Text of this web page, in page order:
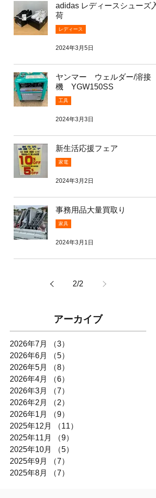
adidas レディースシューズ入
荷
レディース
2024年3月5日
ヤンマー ウェルダー/溶接
機 YGW150SS
工具
2024年3月3日
新生活応援フェア
家電
2024年3月2日
事務用品大量買取り
家具
2024年3月1日
2/2
アーカイブ
2026年7月 （3）
2026年6月
（5）
2026年5月
（8）
2026年4月
（6）
2026年3月
（7）
2026年2月
（2）
2026年1月
（9）
2025年12月
（11）
2025年11月
（9）
2025年10月
（5）
2025年9月
（7）
2025年8月
（7）